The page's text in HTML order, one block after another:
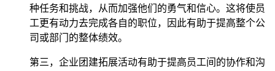
种任务和挑战，从而加强他们的勇气和信心。这将使员
工更有动力去完成各自的职位，因此有助于提高整个公
司或部门的整体绩效。
第三，企业团建拓展活动有助于提高员工间的协作和沟